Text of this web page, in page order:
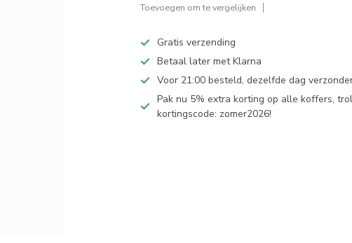
Toevoegen om te vergelijken
Gratis verzending
Betaal later met Klarna
Voor 21:00 besteld, dezelfde dag
Pak nu 5% extra korting op alle koffers,
kortingscode: zomer2026!